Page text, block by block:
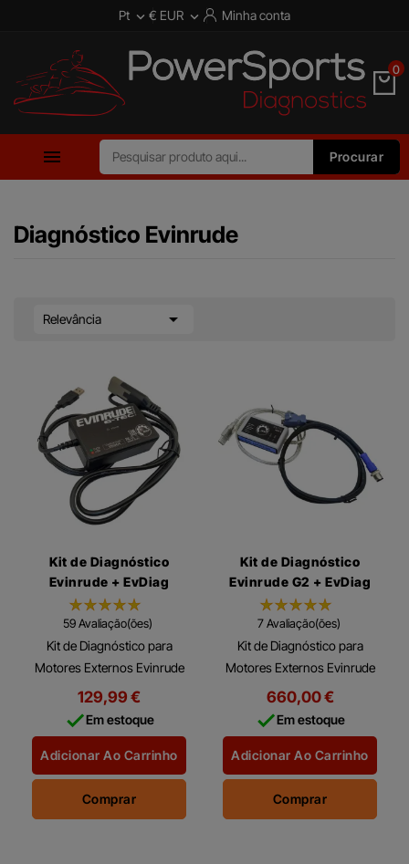
Pt  € EUR  Minha conta
0
 Procurar
Diagnóstico Evinrude
Relevância 
Kit de Diagnóstico
Evinrude + EvDiag
59 Avaliação(ões)
Kit de Diagnóstico para
Motores Externos Evinrude
Os Genuine Evinrude
Diagnostics podem
finalmente ser oferecidos
em workshops
independentes de...
129,99 €
Em estoque
Adicionar Ao Carrinho
Comprar
Kit de Diagnóstico
Evinrude G2 + EvDiag
v.6
7 Avaliação(ões)
Kit de Diagnóstico para
Motores Externos Evinrude
G2 Os Genuine Evinrude
Diagnostics podem
finalmente ser oferecidos
em workshops
independentes de...
660,00 €
Em estoque
Adicionar Ao Carrinho
Comprar